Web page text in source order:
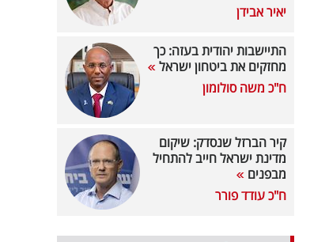
יאיר אבידן
התיישבות יהודית בעזה: כך
מחזקים את ביטחון ישראל
ח"כ משה סולומון
קיר הברזל שנסדק: שיקום
מדינת ישראל חייב להתחיל
מבפנים
ח"כ עודד פורר